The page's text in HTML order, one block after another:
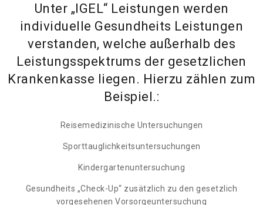
Unter „IGEL“ Leistungen werden
individuelle Gesundheits Leistungen
verstanden, welche außerhalb des
Leistungsspektrums der gesetzlichen
Krankenkasse liegen. Hierzu zählen zum
Beispiel.:
Reisemedizinische Untersuchungen
Sporttauglichkeitsuntersuchungen
Kindergartenuntersuchung
Gesundheits „Check-Up“ zusätzlich zu den gesetzlich
vorgesehenen Vorsorgeuntersuchung